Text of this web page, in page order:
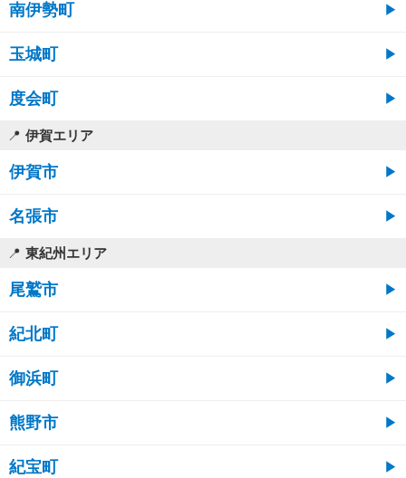
南伊勢町
玉城町
度会町
伊賀エリア
伊賀市
名張市
東紀州エリア
尾鷲市
紀北町
御浜町
熊野市
紀宝町